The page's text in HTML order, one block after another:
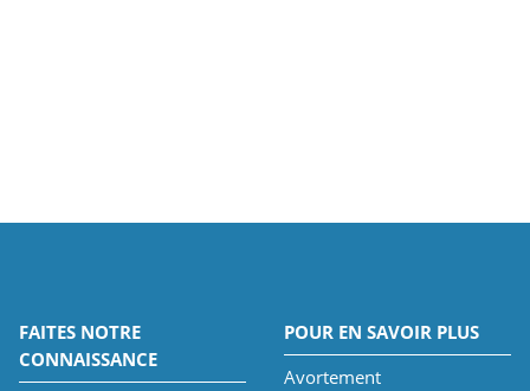
FAITES NOTRE
CONNAISSANCE
POUR EN SAVOIR PLUS
Avortement